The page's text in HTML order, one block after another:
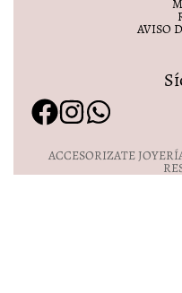
AVISO
ACCESORIZATE